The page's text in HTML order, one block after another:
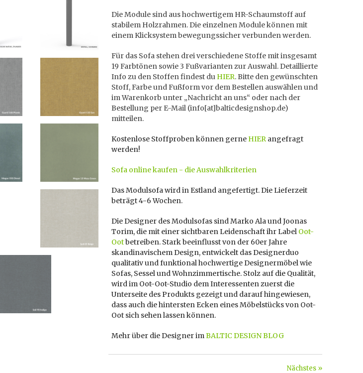
Die Module sind aus hochwertigem HR-Schaumstoff auf
stabilem Holzrahmen. Die einzelnen Module können mit
einem Klicksystem bewegungssicher verbunden werden.
Für das Sofa stehen drei verschiedene Stoffe mit insgesamt
19 Farbtönen sowie 3 Fußvarianten zur Auswahl. Detaillierte
Info zu den Stoffen findest du HIER. Bitte den gewünschten
Stoff, Farbe und Fußform vor dem Bestellen auswählen und
im Warenkorb unter „Nachricht an uns“ oder nach der
Bestellung per E-Mail (info[at]balticdesignshop.de)
mitteilen.
Kostenlose Stoffproben können gerne HIER angefragt
werden!
Sofa online kaufen - die Auswahlkriterien
Das Modulsofa wird in Estland angefertigt. Die Lieferzeit
beträgt 4-6 Wochen.
Die Designer des Modulsofas sind Marko Ala und Joonas
Torim, die mit einer sichtbaren Leidenschaft ihr Label Oot-
Ootbetreiben. Stark beeinflusst von der 60er Jahre
skandinavischem Design, entwickelt das Designerduo
qualitativ und funktional hochwertige Designermöbel wie
Sofas, Sessel und Wohnzimmertische. Stolz auf die Qualität,
wird im Oot-Oot-Studio dem Interessenten zuerst die
Unterseite des Produkts gezeigt und darauf hingewiesen,
dass auch die hintersten Ecken eines Möbelstücks von Oot-
Oot sich sehen lassen können.
Mehr über die Designer imBALTIC DESIGN BLOG
Nächstes »